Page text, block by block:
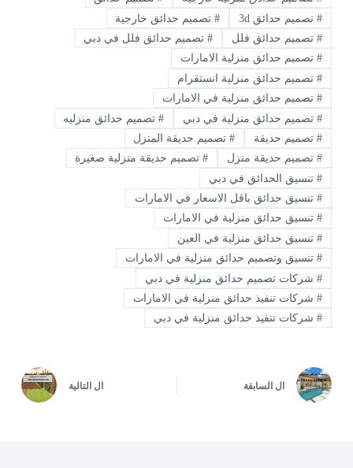
#تصميم حدائق 3d #تصميم حدائق خارجية
#تصميم حدائق فلل #تصميم حدائق فلل في دبي
#تصميم حدائق منزلية الامارات
#تصميم حدائق منزلية انستقرام
#تصميم حدائق منزلية في الامارات
#‏تصميم حدائق منزلية في دبي #تصميم حدائق منزليه
#تصميم حديقة #تصميم حديقة المنزل
#تصميم حديقة منزل #تصميم حديقة منزلية صغيرة
#تنسيق الحدائق في دبي
#تنسيق حدائق باقل الاسعار في الامارات
#تنسيق حدائق منزلية في الامارات
#تنسيق حدائق منزلية في العين
#تنسيق وتصميم حدائق منزلية في الامارات
#شركات تصميم حدائق منزلية في دبي
#شركات تنفيذ حدائق منزلية في الامارات
#شركات تنفيذ حدائق منزلية في دبي
ال السابقة ال التالية